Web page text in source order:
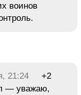
воинов
21:24
+2
— уважаю,